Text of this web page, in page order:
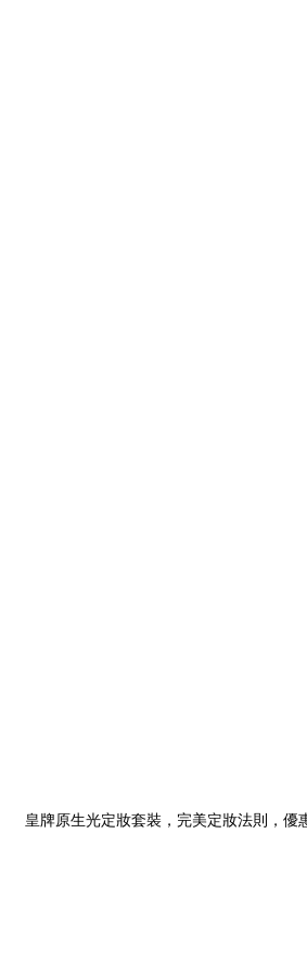
皇牌原生光定妝套裝，完美定妝法則，